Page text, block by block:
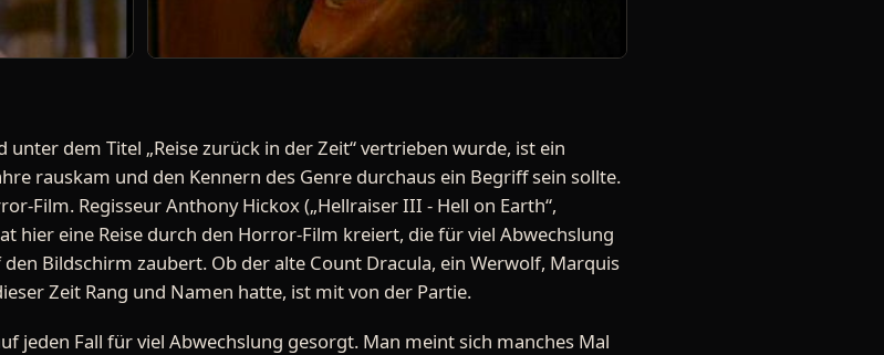
unter dem Titel „Reise zurück in der Zeit“ vertrieben wurde, ist ein
rauskam und den Kennern des Genre durchaus ein Begriff sein sollte.
Film. Regisseur Anthony Hickox („Hellraiser III - Hell on Earth“,
hier eine Reise durch den Horror-Film kreiert, die für viel Abwechslung
Bildschirm zaubert. Ob der alte Count Dracula, ein Werwolf, Marquis
Zeit Rang und Namen hatte, ist mit von der Partie.
jeden Fall für viel Abwechslung gesorgt. Man meint sich manches Mal